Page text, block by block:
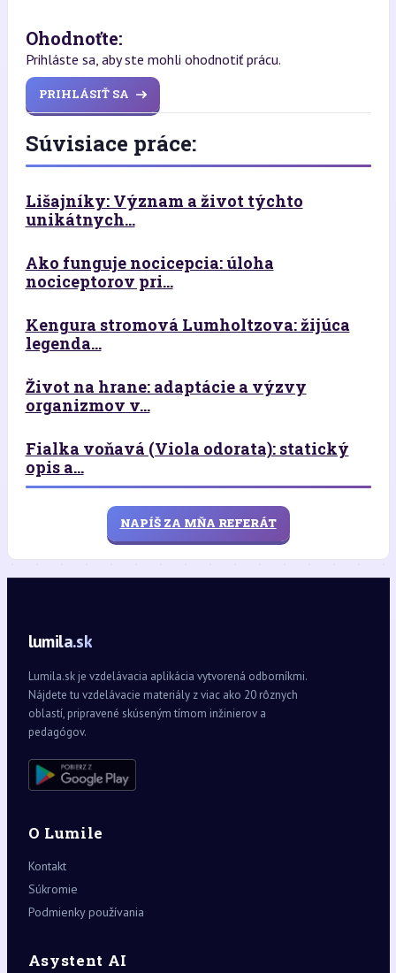
Ohodnoťte:
Prihláste sa, aby ste mohli ohodnotiť prácu.
PRIHLÁSIŤ SA
Súvisiace práce:
Lišajníky: Význam a život týchto
unikátnych...
Ako funguje nocicepcia: úloha
nociceptorov pri...
Kengura stromová Lumholtzova: žijúca
legenda...
Život na hrane: adaptácie a výzvy
organizmov v...
Fialka voňavá (Viola odorata): statický
opis a...
NAPÍŠ ZA MŇA REFERÁT
lumila.sk
Lumila.sk je vzdelávacia aplikácia vytvorená odborníkmi.
Nájdete tu vzdelávacie materiály z viac ako 20 rôznych
oblastí, pripravené skúseným tímom inžinierov a
pedagógov.
O Lumile
Kontakt
Súkromie
Podmienky používania
Asystent AI